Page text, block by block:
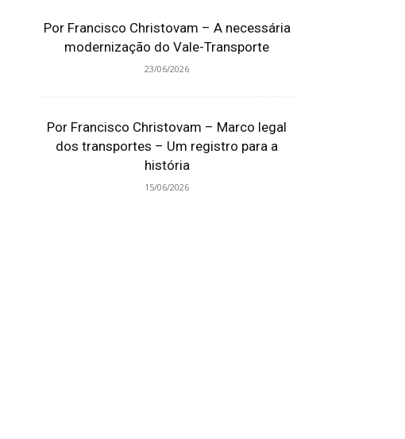
Por Francisco Christovam – A necessária
modernização do Vale-Transporte
23/06/2026
Por Francisco Christovam – Marco legal
dos transportes – Um registro para a
história
15/06/2026